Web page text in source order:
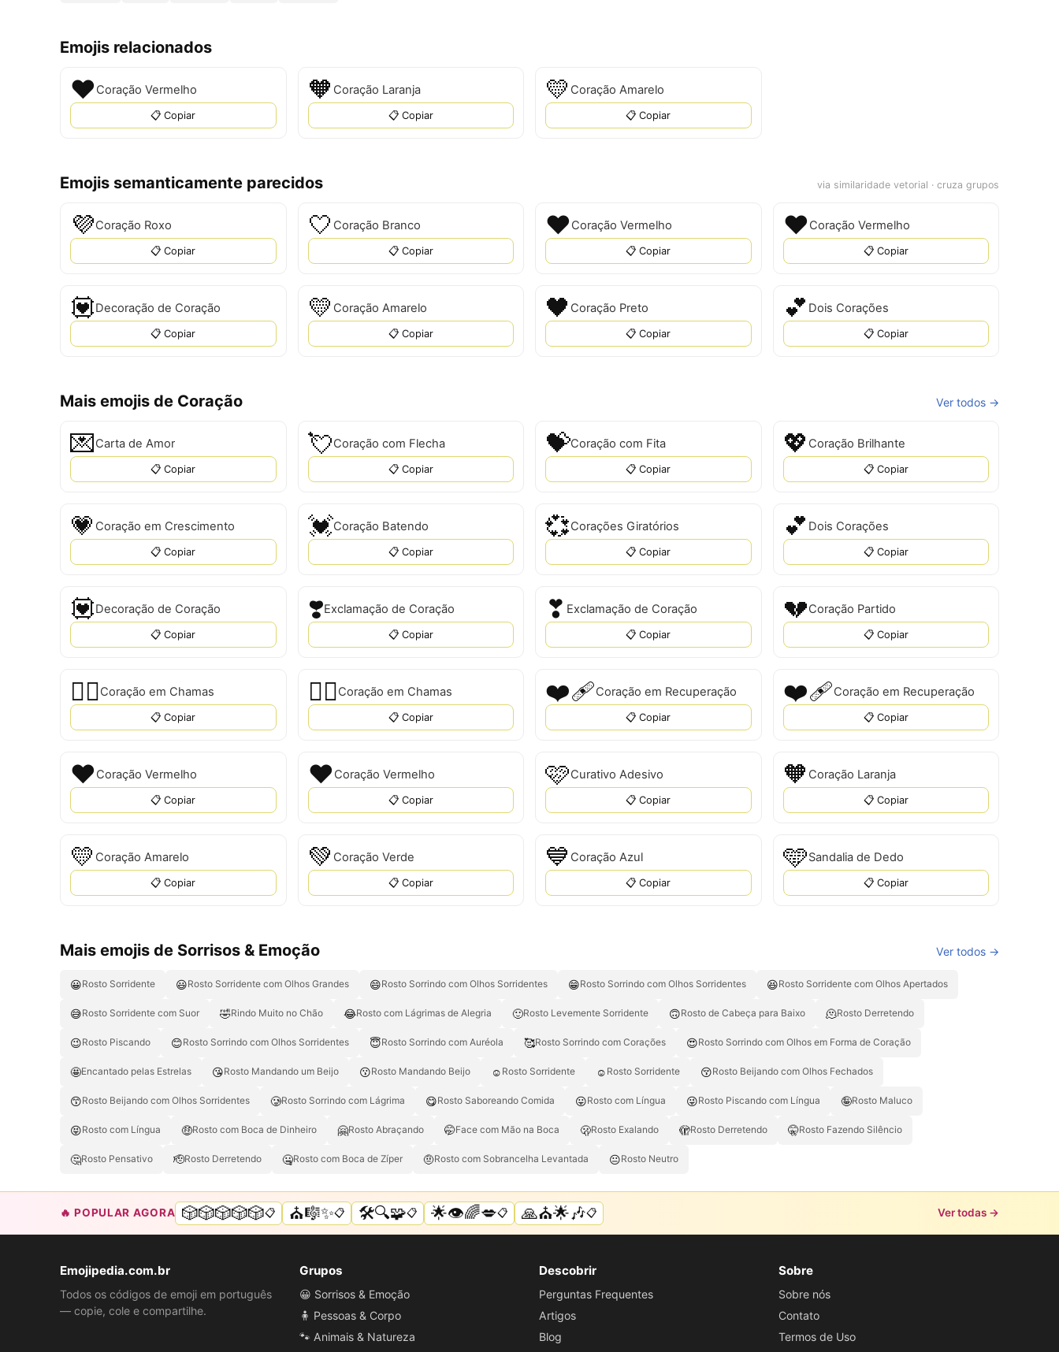
Emojis relacionados
❤Coração Vermelho
📋 Copiar
🧡 Coração Laranja
📋 Copiar
💛 Coração Amarelo
📋 Copiar
Emojis semanticamente parecidos via similaridade vetorial · cruza grupos
💜Coração Roxo
📋 Copiar
🤍 Coração Branco
📋 Copiar
❤️Coração Vermelho
📋 Copiar
❤Coração Vermelho
📋 Copiar
💟Decoração de Coração
📋 Copiar
💛 Coração Amarelo
📋 Copiar
🖤 Coração Preto
📋 Copiar
💕 Dois Corações
📋 Copiar
Mais emojis de Coração Ver todos →
💌Carta de Amor
📋 Copiar
💘Coração com Flecha
📋 Copiar
💝Coração com Fita
📋 Copiar
💖 Coração Brilhante
📋 Copiar
💗 Coração em Crescimento
📋 Copiar
💓Coração Batendo
📋 Copiar
💞Corações Giratórios
📋 Copiar
💕 Dois Corações
📋 Copiar
💟Decoração de Coração
📋 Copiar
❣️Exclamação de Coração
📋 Copiar
❣ Exclamação de Coração
📋 Copiar
💔Coração Partido
📋 Copiar
❤️‍🔥Coração em Chamas
📋 Copiar
❤‍🔥Coração em Chamas
📋 Copiar
❤️‍🩹Coração em Recuperação
📋 Copiar
❤‍🩹Coração em Recuperação
📋 Copiar
❤️Coração Vermelho
📋 Copiar
❤Coração Vermelho
📋 Copiar
🩷Curativo Adesivo
📋 Copiar
🧡 Coração Laranja
📋 Copiar
💛 Coração Amarelo
📋 Copiar
💚 Coração Verde
📋 Copiar
💙 Coração Azul
📋 Copiar
🩵Sandalia de Dedo
📋 Copiar
Mais emojis de Sorrisos & Emoção Ver todos →
😀Rosto Sorridente 😃Rosto Sorridente com Olhos Grandes 😄Rosto Sorrindo com Olhos Sorridentes 😁Rosto Sorrindo com Olhos Sorridentes 😆Rosto Sorridente com Olhos Apertados
😅Rosto Sorridente com Suor 🤣Rindo Muito no Chão 😂Rosto com Lágrimas de Alegria 🙂Rosto Levemente Sorridente 🙃Rosto de Cabeça para Baixo 🫠Rosto Derretendo
😉Rosto Piscando 😊Rosto Sorrindo com Olhos Sorridentes 😇Rosto Sorrindo com Auréola 🥰Rosto Sorrindo com Corações 😍Rosto Sorrindo com Olhos em Forma de Coração
🤩Encantado pelas Estrelas 😘Rosto Mandando um Beijo 😗Rosto Mandando Beijo ☺️ Rosto Sorridente ☺ Rosto Sorridente 😚Rosto Beijando com Olhos Fechados
😙Rosto Beijando com Olhos Sorridentes 🥲Rosto Sorrindo com Lágrima 😋Rosto Saboreando Comida 😛Rosto com Língua 😜Rosto Piscando com Língua 🤪Rosto Maluco
😝Rosto com Língua 🤑Rosto com Boca de Dinheiro 🤗Rosto Abraçando 🤭Face com Mão na Boca 🫢Rosto Exalando 🫣Rosto Derretendo 🤫Rosto Fazendo Silêncio
🤔Rosto Pensativo 🫡Rosto Derretendo 🤐Rosto com Boca de Zíper 🤨Rosto com Sobrancelha Levantada 😐Rosto Neutro
🔥 POPULAR AGORA 🎲🎲🎲🎲🎲📋 ⛪🎼✨📋 🛠️🔍🧩📋 🌟👁️🌈💋📋 🙏⛪🌟🎶📋 Ver todas →
Emojipedia.com.br
Todos os códigos de emoji em português
— copie, cole e compartilhe.
Grupos
😀 Sorrisos & Emoção
🧍 Pessoas & Corpo
🐾 Animais & Natureza
Descobrir
Perguntas Frequentes
Artigos
Blog
Sobre
Sobre nós
Contato
Termos de Uso